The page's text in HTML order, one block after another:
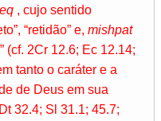
, cujo sentido
“retidão” e, mishpat
(cf. 2Cr 12.6; Ec 12.14;
tanto o caráter e a
de Deus em sua
32.4; Sl 31.1; 45.7;